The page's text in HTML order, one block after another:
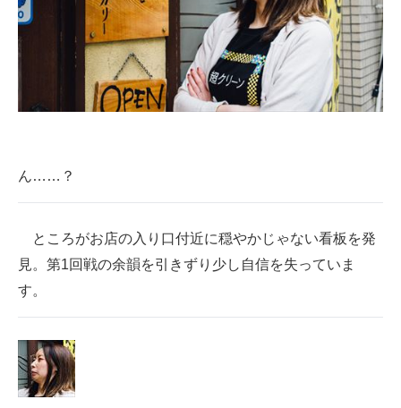
ん……？
ところがお店の入り口付近に穏やかじゃない看板を発
見。第1回戦の余韻を引きずり少し自信を失っていま
す。